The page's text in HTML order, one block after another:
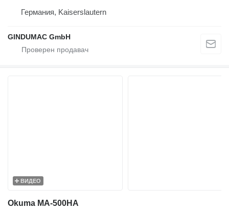
Германия, Kaiserslautern
GINDUMAC GmbH
ВИДЕО
Okuma MA-500HA